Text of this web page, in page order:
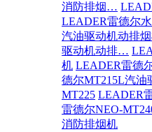
消防排烟…
LEADER雷德尔
汽油驱动机动排
驱动机动排…
机 LEADER雷德
德尔MT215L汽
MT225 LEADER
雷德尔NEO-
消防排烟机